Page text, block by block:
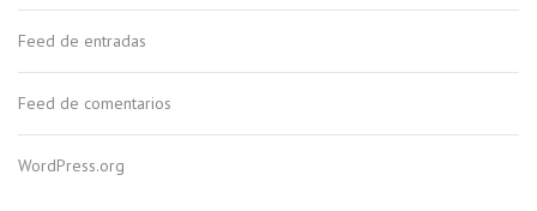
Feed de entradas
Feed de comentarios
WordPress.org